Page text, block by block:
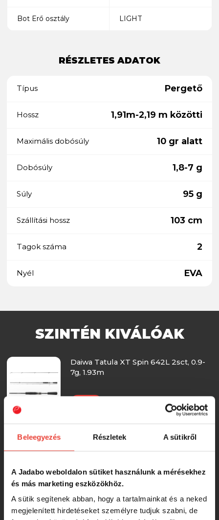
Beleegyezés Részletek A sütikről
A Jadabo weboldalon sütiket használunk a mérésekhez
és más marketing eszközökhöz.
A sütik segítenek abban, hogy a tartalmainkat és a neked
megjelenített hirdetéseket személyre tudjuk szabni, de
Bot Erő osztály LIGHT
RÉSZLETES ADATOK
Típus Pergető
Hossz 1,91m-2,19 m közötti
Maximális dobósúly 10 gr alatt
Dobósúly 1,8-7 g
Súly 95 g
Szállítási hossz 103 cm
Tagok száma 2
Nyél EVA
SZINTÉN KIVÁLÓAK
Daiwa Tatula XT Spin 642L 2sct, 0.9-
7g, 1.93m
58 990 Ft
Favorite Totem 732UL-HS 219cm 1-6g
Ex.Fast